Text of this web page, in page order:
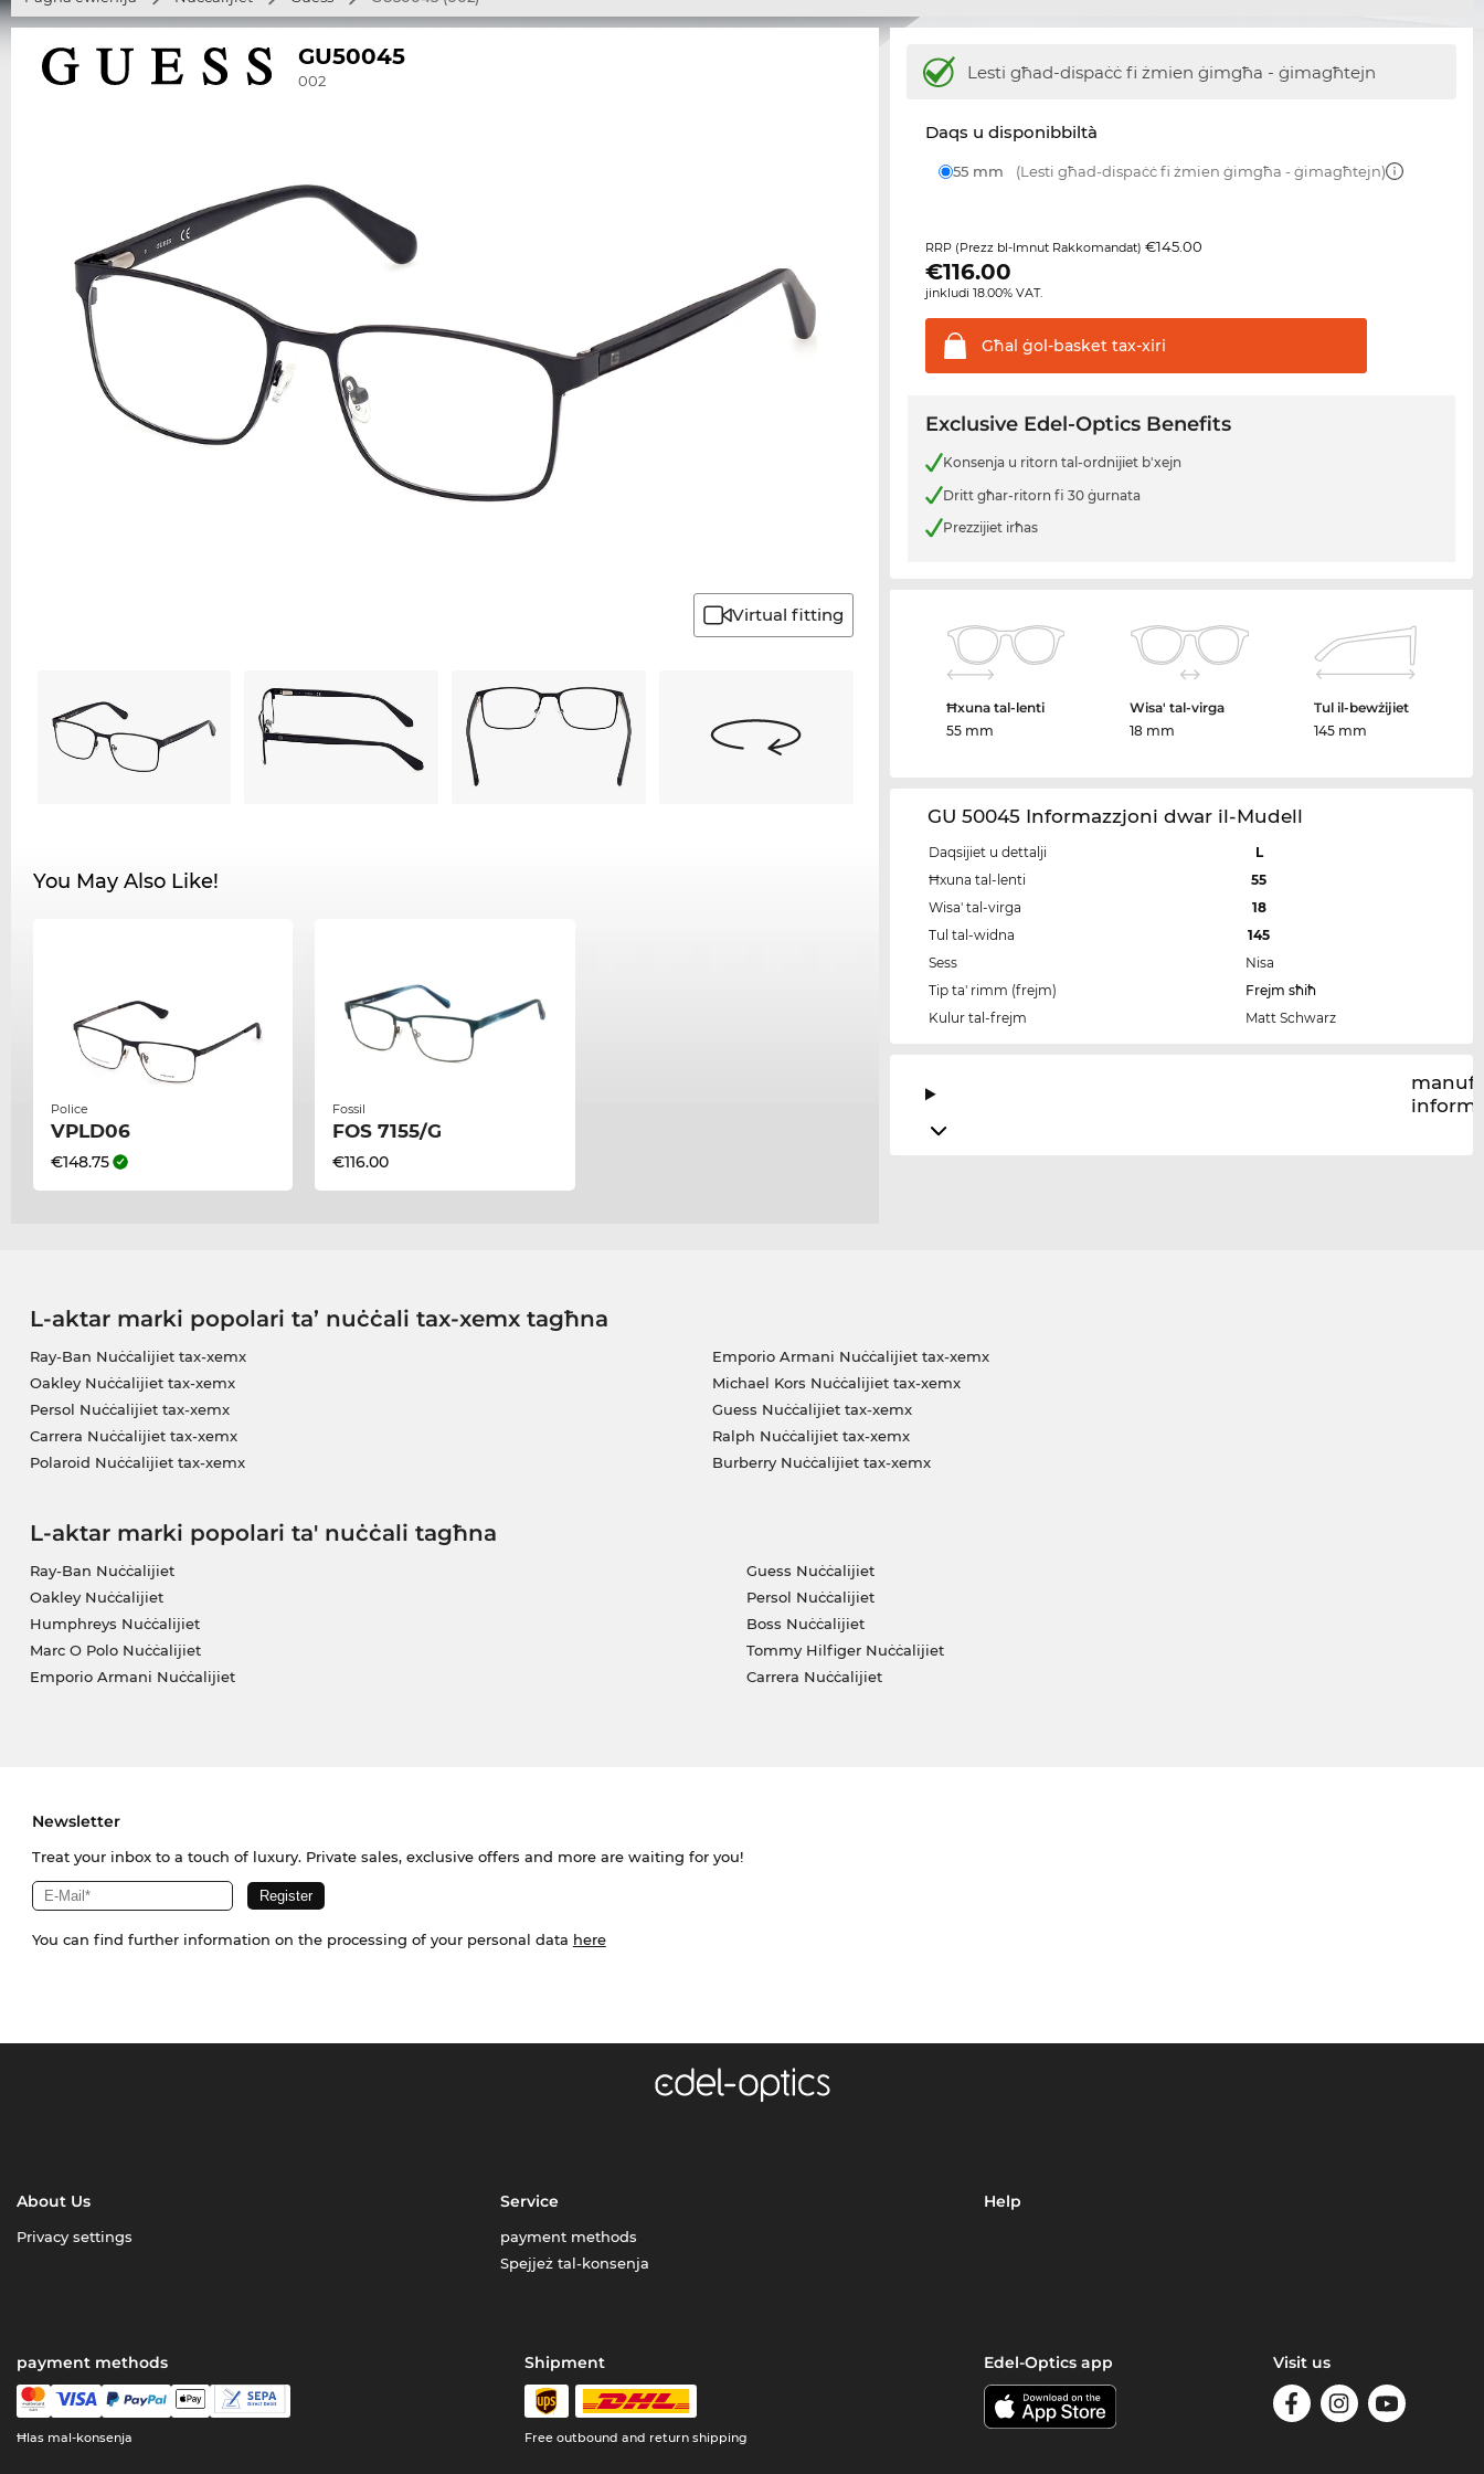
GU50045
002
Virtual fitting
You May Also Like!
Police
VPLD06
€148.75
Fossil
FOS 7155/G
€116.00
Lesti għad-dispaċċ fi żmien ġimgħa - ġimagħtejn
Daqs u disponibbiltà
55 mm (Lesti għad-dispaċċ fi żmien ġimgħa - ġimagħtejn)
RRP (Prezz bl-Imnut Rakkomandat)€145.00
€116.00
jinkludi 18.00% VAT.
Għal ġol-basket tax-xiri
Exclusive Edel-Optics Benefits
Konsenja u ritorn tal-ordnijiet b'xejn
Dritt għar-ritorn fi 30 ġurnata
Prezzijiet irħas
Ħxuna tal-lenti
55 mm
Wisa' tal-virga
18 mm
Tul il-bewżijiet
145 mm
GU 50045 Informazzjoni dwar il-Mudell
Daqsijiet u dettalji
L
Ħxuna tal-lenti
55
Wisa' tal-virga
18
Tul tal-widna
145
Sess
Nisa
Tip ta' rimm (frejm)
Frejm sħiħ
Kulur tal-frejm
Matt Schwarz
L-aktar marki popolari ta’ nuċċali tax-xemx tagħna
Ray-Ban Nuċċalijiet tax-xemx
Oakley Nuċċalijiet tax-xemx
Persol Nuċċalijiet tax-xemx
Carrera Nuċċalijiet tax-xemx
Polaroid Nuċċalijiet tax-xemx
Emporio Armani Nuċċalijiet tax-xemx
Michael Kors Nuċċalijiet tax-xemx
Guess Nuċċalijiet tax-xemx
Ralph Nuċċalijiet tax-xemx
Burberry Nuċċalijiet tax-xemx
L-aktar marki popolari ta' nuċċali tagħna
Ray-Ban Nuċċalijiet
Oakley Nuċċalijiet
Humphreys Nuċċalijiet
Marc O Polo Nuċċalijiet
Emporio Armani Nuċċalijiet
Guess Nuċċalijiet
Persol Nuċċalijiet
Boss Nuċċalijiet
Tommy Hilfiger Nuċċalijiet
Carrera Nuċċalijiet
Newsletter
Treat your inbox to a touch of luxury. Private sales, exclusive offers and more are waiting for you!
You can find further information on the processing of your personal data here
About Us
Privacy settings
Service
payment methods
Spejjeż tal-konsenja
Help
payment methods
Ħlas mal-konsenja
Shipment
Free outbound and return shipping
Edel-Optics app Visit us